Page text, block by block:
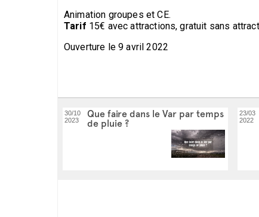
Animation groupes et CE.
Tarif 15€ avec attractions, gratuit sans
Ouverture le 9 avril 2022
30/10
2023
Que faire dans le Var par temps
de pluie ?
23/03
2022